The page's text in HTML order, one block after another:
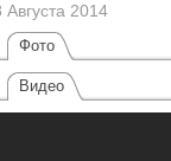
Августа 2014
Фото
Видео